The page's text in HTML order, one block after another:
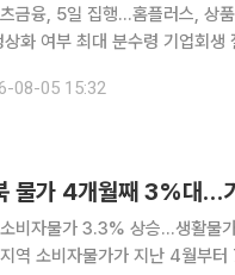
금융, 5일 집행...홈플러스, 상
분수령 기업회생 절차를 진행 중인 홈플러스에 2000억 원 규모의 긴급운영자
따르면 서울회생법원이 DIP
08-05 15:32
물가 4개월째 3%대…
비자물가 3.3% 상승…생활물
역 소비자물가가 지난 4월부